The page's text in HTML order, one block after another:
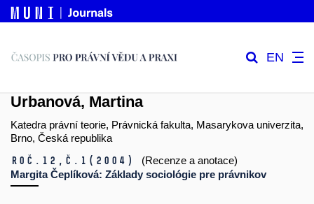
EN
Urbanová, Martina
Katedra právní teorie, Právnická fakulta, Masarykova univerzita,
Brno, Česká republika
Roč.12, č.1 (2004)
(Recenze a anotace)
Margita Čeplíková: Základy sociológie pre právnikov